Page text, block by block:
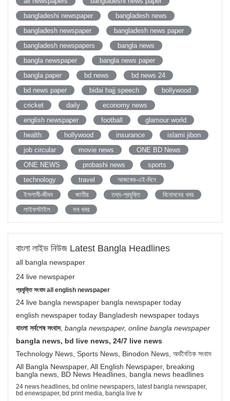
bangladeshi newspaper
bangladesh news
bangladesh newspaper
bangladesh news paper
bangladesh newspapers
bangla news
bangla newspaper
bangla news paper
bangla paper
bd news
bd news 24
bd news paper
bidai hajj speech
bollywood
cricket
daily
economy news
english newspaper
football
glamour world
health
hollywood insurance
islami jibon
job circular
movie news
ONE BD News
ONE NEWS
probashi news
sports
technology
travel
আজকের-এই-দিনে
ইসলামী-জীবন
জাতীয় তথ্য-প্রযুক্তি
বিনোদনের খবর
লাইফস্টাইল
সব খবর
বাংলা লাইভ নিউজ Latest Bangla Headlines
all bangla newspaper
24 live newspaper
প্রযুক্তি সংবাদ all english newspaper
24 live bangla newspaper bangla newspaper today
english newspaper today Bangladesh newspaper todays
বাংলা সর্বশেষ সংবাদ, bangla newspaper, online bangla newspaper
bangla news, bd live news, 24/7 live news
Technology News, Sports News, Binodon News, অর্থনৈতিক সংবাদ
All Bangla Newspaper, All English Newspaper, breaking
bangla news, BD News Headlines, bangla news headlines
24 news headlines, bd online newspapers, latest bangla newspaper,
bd enewspaper, bd print media, bangla live tv